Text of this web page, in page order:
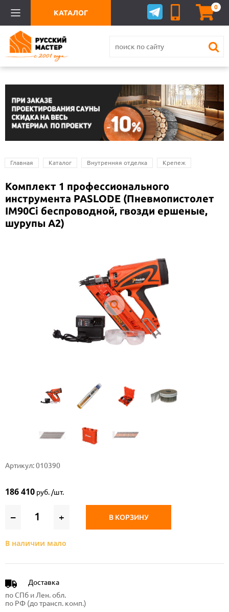
0
КАТАЛОГ
Главная Каталог Внутренняя отделка Крепеж
Комплект 1 профессионального
инструмента PASLODE (Пневмопистолет
IM90Ci беспроводной, гвозди ершеные,
шурупы А2)
Артикул: 010390
186 410 руб. /шт.
– + В КОРЗИНУ
В наличии мало
Доставка
по СПб и Лен. обл.
по РФ (до трансп. комп.)